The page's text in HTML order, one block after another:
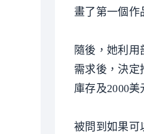
畫了第一個作
隨後，她利
需求後，決定
庫存及2000
被問到如果可